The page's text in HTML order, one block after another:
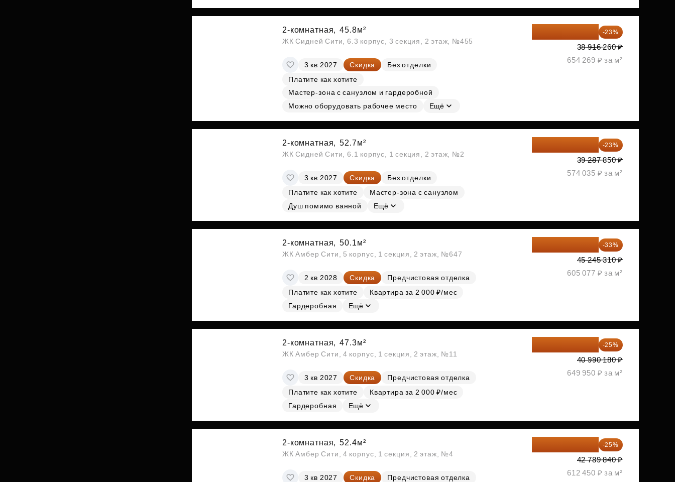
2-комнатная, 45.8м²
ЖК Сидней Сити, 6.3 корпус, 3 секция, 2 этаж, №455
3 кв 2027 Скидка
Без отделки
Платите как хотите
Мастер-зона с санузлом и гардеробной
Можно оборудовать рабочее место
Ещё
-23%
38 916 260 ₽
654 269 ₽ за м²
2-комнатная, 52.7м²
ЖК Сидней Сити, 6.1 корпус, 1 секция, 2 этаж, №2
3 кв 2027 Скидка
Без отделки
Платите как хотите
Мастер-зона с санузлом
Душ помимо ванной
Ещё
-23%
39 287 850 ₽
574 035 ₽ за м²
2-комнатная, 50.1м²
ЖК Амбер Сити, 5 корпус, 1 секция, 2 этаж, №647
2 кв 2028 Скидка
Предчистовая отделка
Платите как хотите
Квартира за 2 000 ₽/мес
Гардеробная
Ещё
-33%
45 245 310 ₽
605 077 ₽ за м²
2-комнатная, 47.3м²
ЖК Амбер Сити, 4 корпус, 1 секция, 2 этаж, №11
3 кв 2027 Скидка
Предчистовая отделка
Платите как хотите
Квартира за 2 000 ₽/мес
Гардеробная
Ещё
-25%
40 990 180 ₽
649 950 ₽ за м²
2-комнатная, 52.4м²
ЖК Амбер Сити, 4 корпус, 1 секция, 2 этаж, №4
3 кв 2027 Скидка
Предчистовая отделка
-25%
42 789 840 ₽
612 450 ₽ за м²